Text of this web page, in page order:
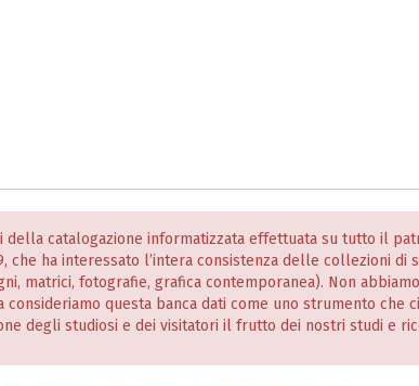
catalogazione informatizzata effettuata su tutto il
ha interessato l’intera consistenza delle collezioni di
matrici, fotografie, grafica contemporanea). Non
questa banca dati come uno strumento
degli studiosi e dei visitatori il frutto dei nostri studi e